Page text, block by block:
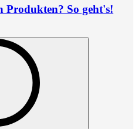
Produkten? So geht's!